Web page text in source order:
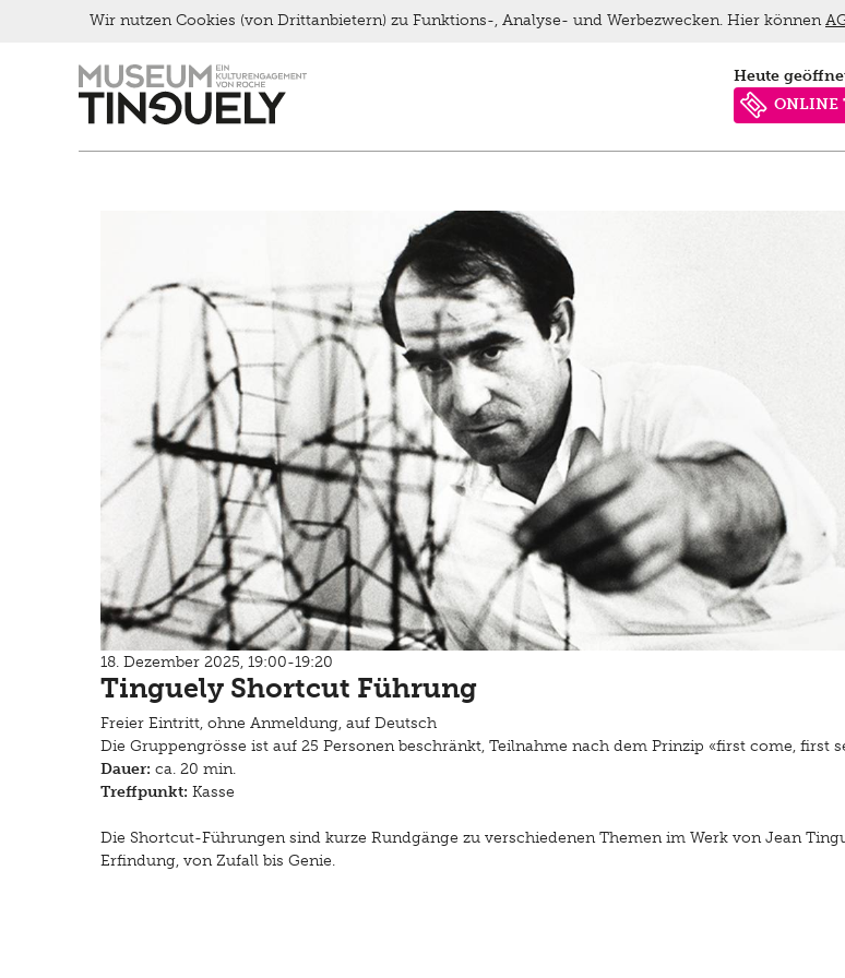
Hauptnavigation
heute
ONLINE
18. Dezember 2025, 19:00-19:20
Tinguely Shortcut Führung
Freier Eintritt, ohne Anmeldung, auf Deutsch
Die Gruppengrösse ist auf 25 Personen beschränkt, Teilnahme nach dem Prinzip «first come, first
Dauer: ca. 20 min.
Treffpunkt: Kasse
Die Shortcut-Führungen sind kurze Rundgänge zu verschiedenen Themen im Werk von Jean
Erfindung, von Zufall bis Genie.
Wir nutzen Cookies (von Drittanbietern) zu Funktions-, Analyse- und Werbezwecken. Hier können